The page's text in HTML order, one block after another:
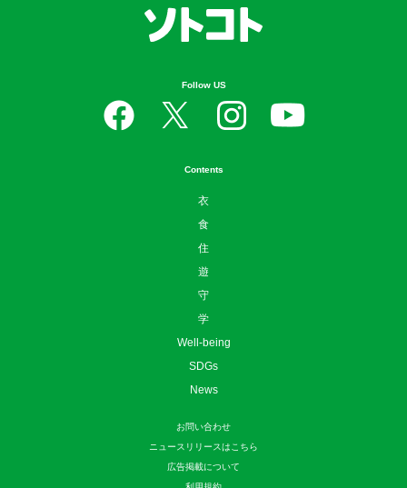
Follow US
Contents
衣
食
住
遊
守
学
Well-being
SDGs
News
お問い合わせ
ニュースリリースはこちら
広告掲載について